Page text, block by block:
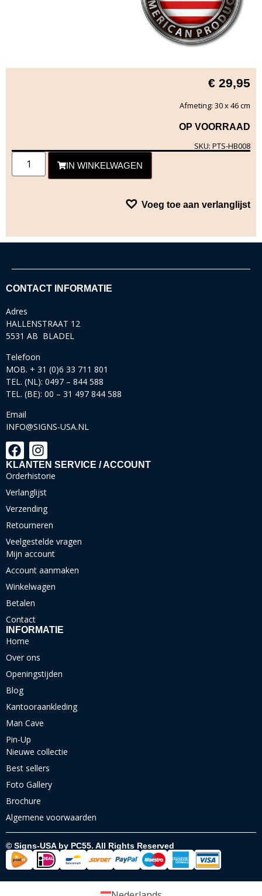
€ 29,95
Afmeting: 30 x 46 cm
OP VOORRAAD
SKU: PTS-HB008
IN WINKELWAGEN
Voeg toe aan verlanglijst
CONTACT INFORMATIE
Adres
HALLENSTRAAT 12
5531 AB BLADEL
Telefoon
MOB. + 31 (0)6 33 711 801
TEL. (NL): 0497 – 844 588
TEL. (BE): 00 – 31 497 844 588
Email
INFO@SIGNS-USA.NL
KLANTEN SERVICE / ACCOUNT
Orderhistorie
Verlanglijst
Verzending
Retourneren
Veelgestelde vragen
Mijn account
Account aanmaken
Winkelwagen
Betalen
Contact
INFORMATIE
Home
Over ons
Openingstijden
Blog
Kantooraankleding
Man Cave
Pin-Up
Nieuwe collectie
Best sellers
Foto Gallery
Brochure
Algemene voorwaarden
© Signs-USA by PC55. All Rights Reserved